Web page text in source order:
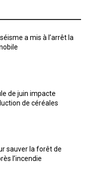
a mis à l’arrêt la
de juin impacte
de céréales
sauver la forêt de
l’incendie